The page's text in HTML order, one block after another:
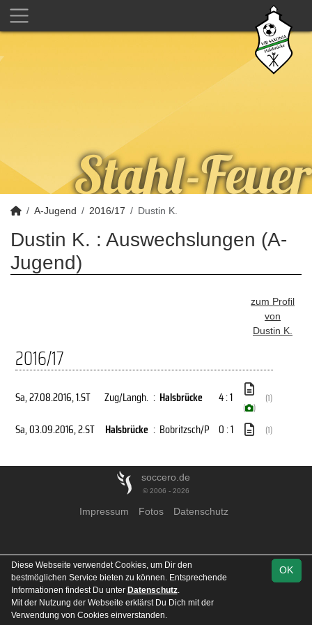
A-Jugend 2016/17 Dustin K.
Dustin K. : Auswechslungen (A-
Jugend)
zum Profil
von
Dustin K.
2016/17
Sa, 27.08.2016, 1.ST Zug/Langh. : Halsbrücke 4 : 1
( )
(1)
Sa, 03.09.2016, 2.ST Halsbrücke : Bobritzsch/P 0 : 1 (1)
soccero.de
© 2006 - 2026
Impressum Fotos Datenschutz
OK
Diese Webseite verwendet Cookies, um Dir den
bestmöglichen Service bieten zu können. Entsprechende
Informationen findest Du unter Datenschutz.
Mit der Nutzung der Webseite erklärst Du Dich mit der
Verwendung von Cookies einverstanden.